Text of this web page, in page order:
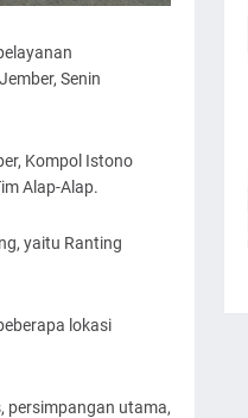
Senin
Kompol Istono
Alap-Alap.
yaitu Ranting
lokasi
persimpangan utama,